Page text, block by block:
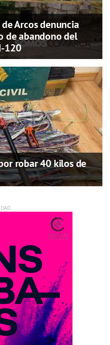
Arcos denuncia
de abandono del
120
robar 40 kilos de